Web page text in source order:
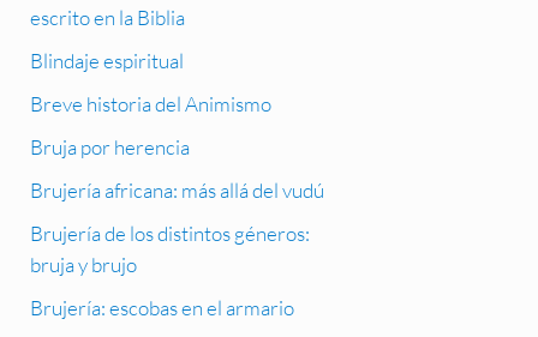
escrito en la Biblia
Blindaje espiritual
Breve historia del Animismo
Bruja por herencia
Brujería africana: más allá del vudú
Brujería de los distintos géneros:
bruja y brujo
Brujería: escobas en el armario